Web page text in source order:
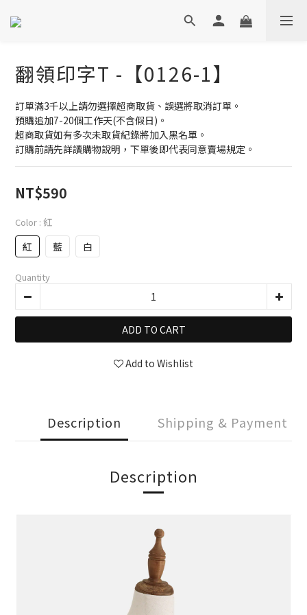
翻領印字T -【0126-1】
訂單滿3千以上請勿選擇超商取貨、誤選將取消訂單。
預購追加7-20個工作天(不含假日)。
超商取貨如有多次未取貨紀錄將加入黑名單。
訂購前請先詳讀購物說明，下單後即代表同意賣場規定。
NT$590
Color : 紅
紅 藍 白
Quantity
ADD TO CART
Add to Wishlist
Description Shipping & Payment
Description